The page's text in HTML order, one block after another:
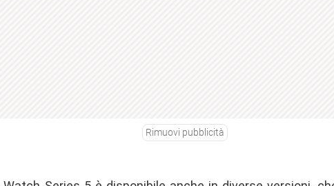
Rimuovi pubblicità